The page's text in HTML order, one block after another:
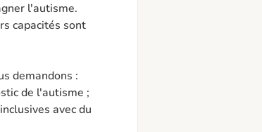
l'autisme.
capacités sont
demandons :